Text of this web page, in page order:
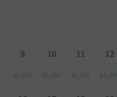
9
¥1,200
10
¥1,200
11
¥1,200
12
¥1,200